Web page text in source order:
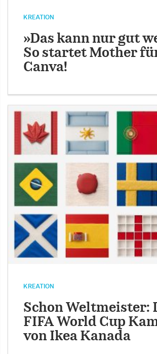
KREATION
»Das kann nur gut
So startet Mother
Canva!
KREATION
Schon Weltmeister:
FIFA World Cup
von Ikea Kanada